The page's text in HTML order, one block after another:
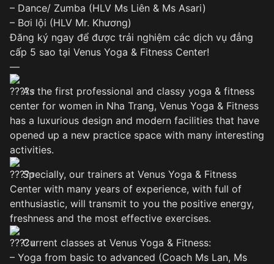
– Dance/ Zumba (HLV Ms Liên & Ms Asari)
– Bơi lội (HLV Mr. Khương)
Đăng ký ngay để được trải nghiệm các dịch vụ đẳng
cấp 5 sao tại Venus Yoga & Fitness Center!
—
As the first professional and classy yoga & fitness
center for women in Nha Trang, Venus Yoga & Fitness
has a luxurious design and modern facilities that have
opened up a new practice space with many interesting
activities.
Specially, our trainers at Venus Yoga & Fitness
Center with many years of experience, with full of
enthusiastic, will transmit to you the positive energy,
freshness and the most effective exercises.
Current classes at Venus Yoga & Fitness:
– Yoga from basic to advanced (Coach Ms Lan, Ms